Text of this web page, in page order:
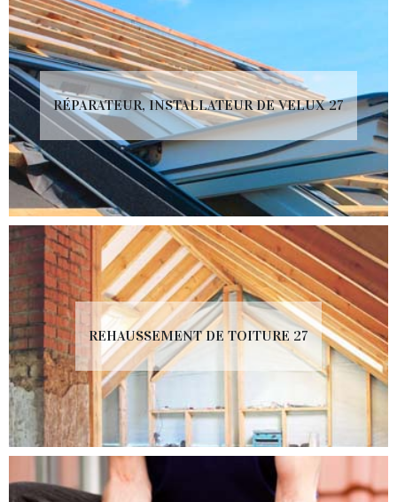
RÉPARATEUR, INSTALLATEUR DE VELUX 27
REHAUSSEMENT DE TOITURE 27